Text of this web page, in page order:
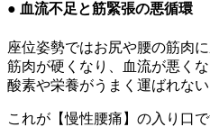
● 血流不足と筋緊張の悪循環
座位姿勢ではお尻や腰の筋肉
筋肉が硬くなり、血流が悪くな
酸素や栄養がうまく運ばれな
これが【慢性腰痛】の入り口で